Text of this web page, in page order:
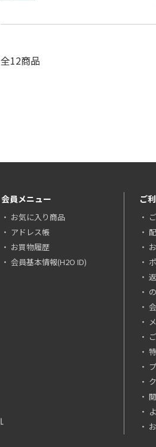
全12商品
会員メニュー
お気に入り商品
アドレス帳
お買物履歴
会員基本情報(H2O ID)
ご